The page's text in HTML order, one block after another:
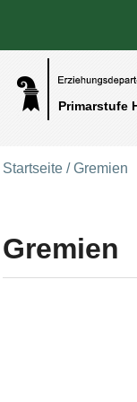
Primarstufe
Direkt zum Inhalt|
Startseite /Gremien
Gremien